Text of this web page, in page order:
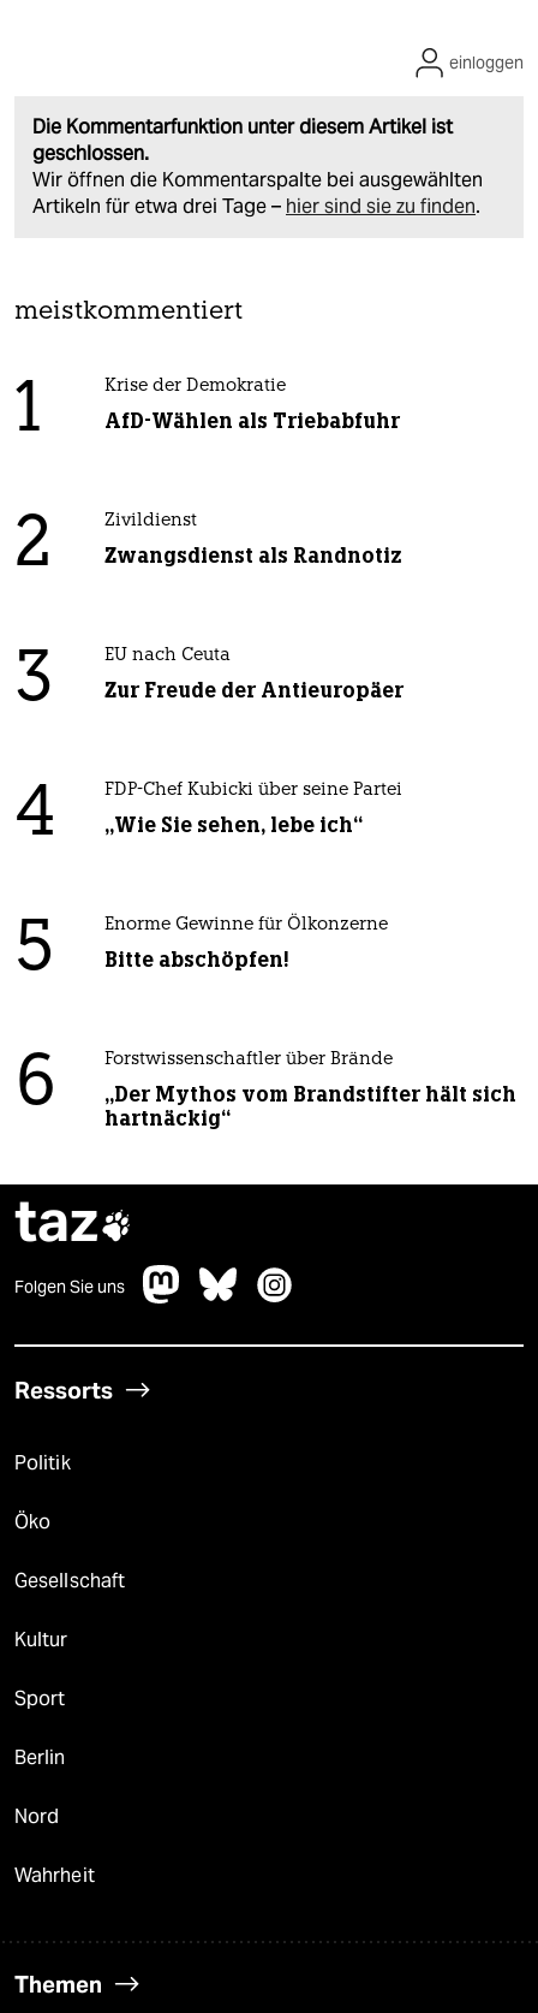
Die Kommentarfunktion unter diesem Artikel ist
geschlossen.
Wir öffnen die Kommentarspalte bei ausgewählten
Artikeln für etwa drei Tage – hier sind sie zu finden.
einloggen
meistkommentiert
1 Krise der Demokratie
AfD-Wählen als Triebabfuhr
2 Zivildienst
Zwangsdienst als Randnotiz
3 EU nach Ceuta
Zur Freude der Antieuropäer
4 FDP-Chef Kubicki über seine Partei
„Wie Sie sehen, lebe ich“
5 Enorme Gewinne für Ölkonzerne
Bitte abschöpfen!
6 Forstwissenschaftler über Brände
„Der Mythos vom Brandstifter hält sich
hartnäckig“
taz
Folgen Sie uns
Ressorts
Politik
Öko
Gesellschaft
Kultur
Sport
Berlin
Nord
Wahrheit
Themen